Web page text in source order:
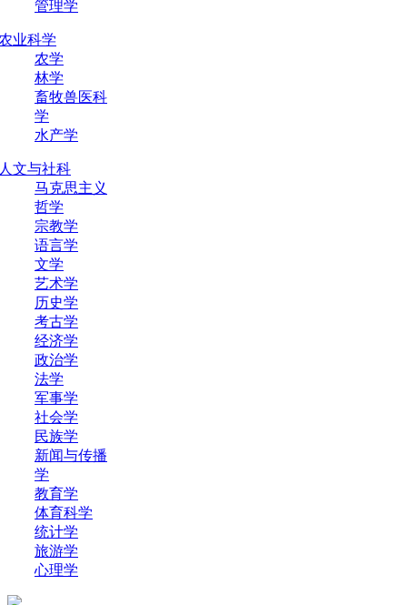
管理学
业科学
农学
林学
畜牧兽医科
学
水产学
文与社科
马克思主义
哲学
宗教学
语言学
文学
艺术学
历史学
考古学
经济学
政治学
法学
军事学
社会学
民族学
新闻与传播
学
教育学
体育科学
统计学
旅游学
心理学